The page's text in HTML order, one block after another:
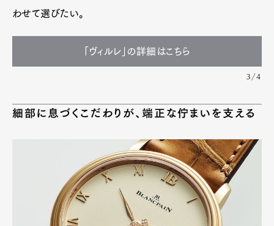
わせて選びたい。
「ヴィルレ」の詳細はこちら
3/4
細部に息づくこだわりが、端正な佇まいを支える